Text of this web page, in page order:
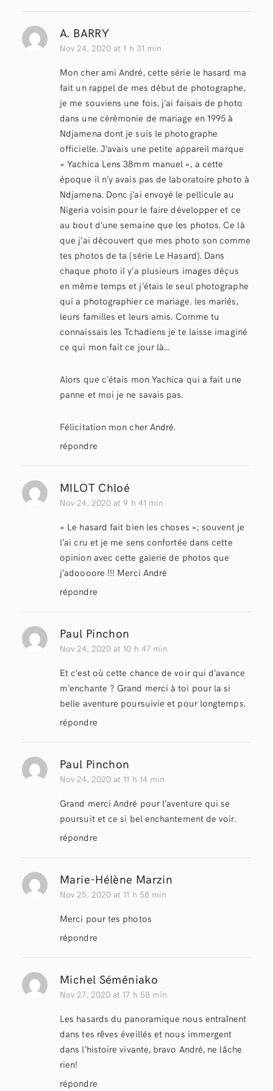
A. BARRY
Nov 24, 2020 at 1 h 31 min
Mon cher ami André, cette série le hasard ma
fait un rappel de mes début de photographe,
je me souviens une fois, j’ai faisais de photo
dans une cérémonie de mariage en 1995 à
Ndjamena dont je suis le photographe
officielle. J’avais une petite appareil marque
« Yachica Lens 38mm manuel », a cette
époque il n’y avais pas de laboratoire photo à
Ndjamena. Donc j’ai envoyé le pellicule au
Nigeria voisin pour le faire développer et ce
au bout d’une semaine que les photos. Ce là
que j’ai découvert que mes photo son comme
tes photos de ta (série Le Hasard). Dans
chaque photo il y’a plusieurs images déçus
en même temps et j’étais le seul photographe
qui a photographier ce mariage. les mariés,
leurs familles et leurs amis. Comme tu
connaissais les Tchadiens je te laisse imaginé
ce qui mon fait ce jour là…
Alors que c’étais mon Yachica qui a fait une
panne et moi je ne savais pas.
Félicitation mon cher André.
répondre
MILOT Chloé
Nov 24, 2020 at 9 h 41 min
« Le hasard fait bien les choses »; souvent je
l’ai cru et je me sens confortée dans cette
opinion avec cette galerie de photos que
j’adoooore !!! Merci André
répondre
Paul Pinchon
Nov 24, 2020 at 10 h 47 min
Et c’est où cette chance de voir qui d’avance
m’enchante ? Grand merci à toi pour la si
belle aventure poursuivie et pour longtemps.
répondre
Paul Pinchon
Nov 24, 2020 at 11 h 14 min
Grand merci André pour l’aventure qui se
poursuit et ce si bel enchantement de voir.
répondre
Marie-Hélène Marzin
Nov 25, 2020 at 11 h 58 min
Merci pour tes photos
répondre
Michel Séméniako
Nov 27, 2020 at 17 h 58 min
Les hasards du panoramique nous entraînent
dans tes rêves éveillés et nous immergent
dans l’histoire vivante, bravo André, ne lâche
rien!
répondre